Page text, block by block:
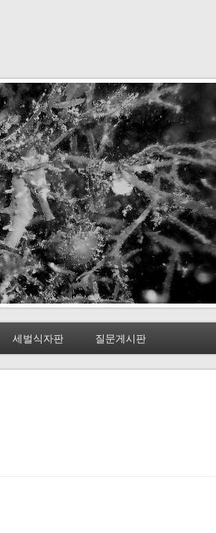
세벌식자판 질문게시판